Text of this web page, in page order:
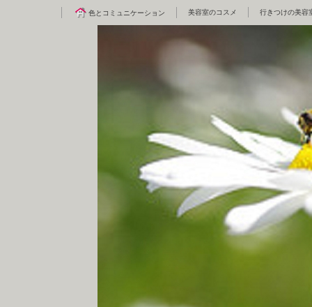
色とコミュニケーション 美容室のコスメ 行きつけの美容